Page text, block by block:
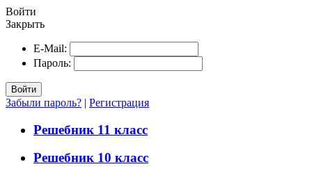
Войти
Закрыть
E-Mail:
Пароль:
Войти
Забыли пароль? | Регистрация
Решебник 11 класс
Решебник 10 класс